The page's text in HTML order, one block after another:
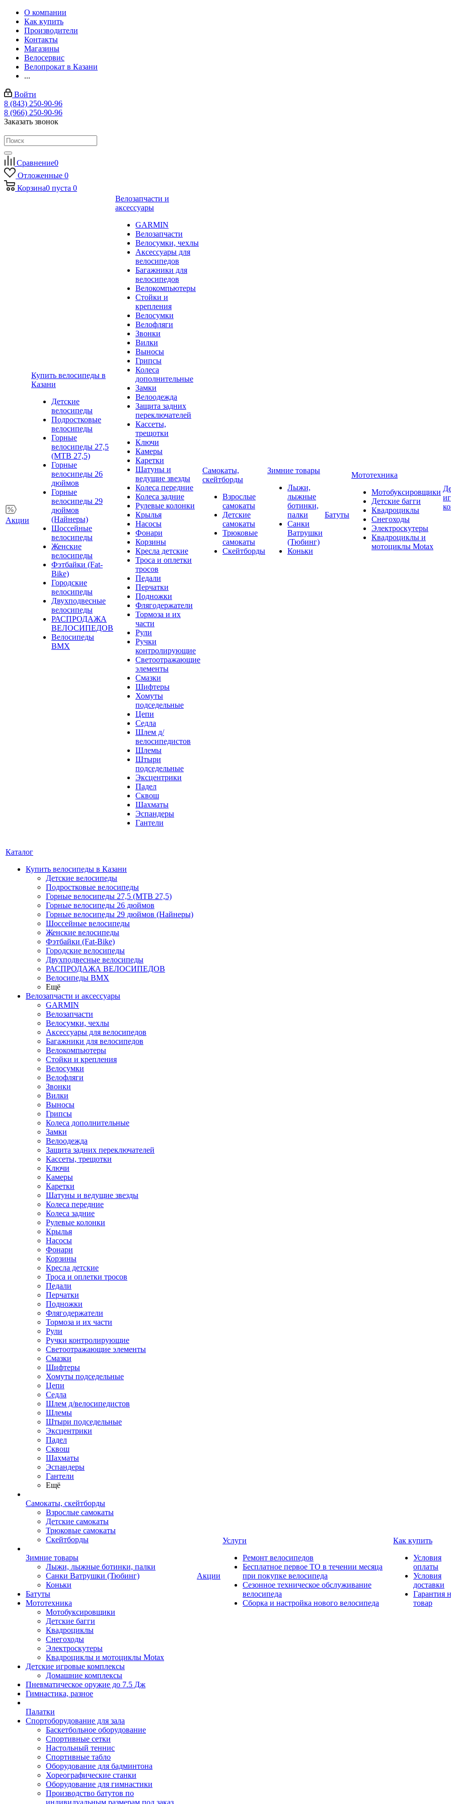
О компании
Как купить
Производители
Контакты
Магазины
Велосервис
Велопрокат в Казани
...
Войти
8 (843) 250-90-96
8 (966) 250-90-96
Заказать звонок
Сравнение0
Отложенные 0
Корзина0 пуста 0
Акции
Купить велосипеды в
Казани
Детские
велосипеды
Подростковые
велосипеды
Горные
велосипеды 27,5
(MTB 27,5)
Горные
велосипеды 26
дюймов
Горные
велосипеды 29
дюймов
(Найнеры)
Шоссейные
велосипеды
Женские
велосипеды
Фэтбайки (Fat-
Bike)
Городские
велосипеды
Двухподвесные
велосипеды
РАСПРОДАЖА
ВЕЛОСИПЕДОВ
Велосипеды
BMX
Велозапчасти и
аксессуары
GARMIN
Велозапчасти
Велосумки, чехлы
Аксессуары для
велосипедов
Багажники для
велосипедов
Велокомпьютеры
Стойки и
крепления
Велосумки
Велофляги
Звонки
Вилки
Выносы
Грипсы
Колеса
дополнительные
Замки
Велоодежда
Защита задних
переключателей
Кассеты,
трещотки
Ключи
Камеры
Каретки
Шатуны и
ведущие звезды
Колеса передние
Колеса задние
Рулевые колонки
Крылья
Насосы
Фонари
Корзины
Кресла детские
Троса и оплетки
тросов
Педали
Перчатки
Подножки
Флягодержатели
Тормоза и их
части
Рули
Ручки
контролирующие
Светоотражающие
элементы
Смазки
Шифтеры
Хомуты
подседельные
Цепи
Седла
Шлем д/
велосипедистов
Шлемы
Штыри
подседельные
Эксцентрики
Падел
Сквош
Шахматы
Эспандеры
Гантели
Самокаты,
скейтборды
Взрослые
самокаты
Детские
самокаты
Трюковые
самокаты
Скейтборды
Зимние товары
Лыжи,
лыжные
ботинки,
палки
Санки
Ватрушки
(Тюбинг)
Коньки
Батуты
Мототехника
Мотобуксировщики
Детские багги
Квадроциклы
Снегоходы
Электроскутеры
Квадроциклы и
мотоциклы Motax
Каталог
Купить велосипеды в Казани
Детские велосипеды
Подростковые велосипеды
Горные велосипеды 27,5 (MTB 27,5)
Горные велосипеды 26 дюймов
Горные велосипеды 29 дюймов (Найнеры)
Шоссейные велосипеды
Женские велосипеды
Фэтбайки (Fat-Bike)
Городские велосипеды
Двухподвесные велосипеды
РАСПРОДАЖА ВЕЛОСИПЕДОВ
Велосипеды BMX
Ещё
Велозапчасти и аксессуары
GARMIN
Велозапчасти
Велосумки, чехлы
Аксессуары для велосипедов
Багажники для велосипедов
Велокомпьютеры
Стойки и крепления
Велосумки
Велофляги
Звонки
Вилки
Выносы
Грипсы
Колеса дополнительные
Замки
Велоодежда
Защита задних переключателей
Кассеты, трещотки
Ключи
Камеры
Каретки
Шатуны и ведущие звезды
Колеса передние
Колеса задние
Рулевые колонки
Крылья
Насосы
Фонари
Корзины
Кресла детские
Троса и оплетки тросов
Педали
Перчатки
Подножки
Флягодержатели
Тормоза и их части
Рули
Ручки контролирующие
Светоотражающие элементы
Смазки
Шифтеры
Хомуты подседельные
Цепи
Седла
Шлем д/велосипедистов
Шлемы
Штыри подседельные
Эксцентрики
Падел
Сквош
Шахматы
Эспандеры
Гантели
Ещё
Самокаты, скейтборды
Взрослые самокаты
Детские самокаты
Трюковые самокаты
Скейтборды
Зимние товары
Лыжи, лыжные ботинки, палки
Санки Ватрушки (Тюбинг)
Коньки
Батуты
Мототехника
Мотобуксировщики
Детские багги
Квадроциклы
Снегоходы
Электроскутеры
Квадроциклы и мотоциклы Motax
Детские игровые комплексы
Домашние комплексы
Пневматическое оружие до 7.5 Дж
Гимнастика, разное
Палатки
Спортоборудование для зала
Баскетбольное оборудование
Спортивные сетки
Настольный теннис
Спортивные табло
Оборудование для бадминтона
Хореографические станки
Оборудование для гимнастики
Производство батутов по
индивидуальным размерам под заказ
Акции
Услуги
Ремонт велосипедов
Бесплатное первое ТО в течении месяца
при покупке велосипеда
Сезонное техническое обслуживание
велосипеда
Сборка и настройка нового велосипеда
Как купить
Условия
оплаты
Условия
доставки
Гарантия
товар